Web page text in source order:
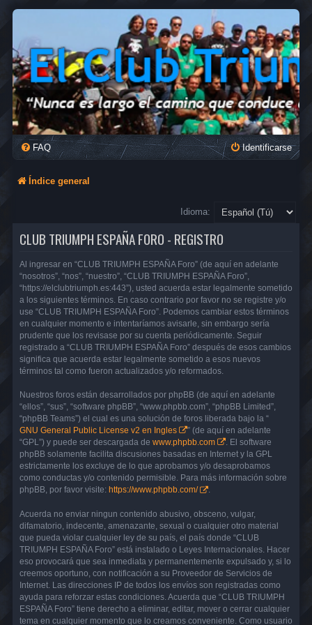
FAQ Identificarse
Índice general
Idioma:
CLUB TRIUMPH ESPAÑA FORO - REGISTRO
Al ingresar en “CLUB TRIUMPH ESPAÑA Foro” (de aquí en adelante
“nosotros”, “nos”, “nuestro”, “CLUB TRIUMPH ESPAÑA Foro”,
“https://elclubtriumph.es:443”), usted acuerda estar legalmente sometido
a los siguientes términos. En caso contrario por favor no se registre y/o
use “CLUB TRIUMPH ESPAÑA Foro”. Podemos cambiar estos términos
en cualquier momento e intentaríamos avisarle, sin embargo sería
prudente que los revisase por su cuenta periódicamente. Seguir
registrado a “CLUB TRIUMPH ESPAÑA Foro” después de esos cambios
significa que acuerda estar legalmente sometido a esos nuevos
términos tal como fueron actualizados y/o reformados.
Nuestros foros están desarrollados por phpBB (de aquí en adelante
“ellos”, “sus”, “software phpBB”, “www.phpbb.com”, “phpBB Limited”,
“phpBB Teams”) el cual es una solución de foros liberada bajo la “
GNU General Public License v2 en Ingles
” (de aquí en adelante
“GPL”) y puede ser descargada de www.phpbb.com
. El software
phpBB solamente facilita discusiones basadas en Internet y la GPL
estrictamente los excluye de lo que aprobamos y/o desaprobamos
como conductas y/o contenido permisible. Para más información sobre
phpBB, por favor visite: https://www.phpbb.com/ .
Acuerda no enviar ningun contenido abusivo, obsceno, vulgar,
difamatorio, indecente, amenazante, sexual o cualquier otro material
que pueda violar cualquier ley de su país, el país donde “CLUB
TRIUMPH ESPAÑA Foro” está instalado o Leyes Internacionales. Hacer
eso provocará que sea inmediata y permanentemente expulsado y, si lo
creemos oportuno, con notificación a su Proveedor de Servicios de
Internet. Las direcciones IP de todos los envíos son registradas como
ayuda para reforzar estas condiciones. Acuerda que “CLUB TRIUMPH
ESPAÑA Foro” tiene derecho a eliminar, editar, mover o cerrar cualquier
tema en cualquier momento que lo creamos conveniente. Como usuario